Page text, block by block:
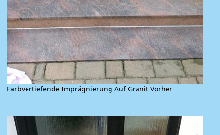
Farbvertiefende Imprägnierung Auf Granit Vorher